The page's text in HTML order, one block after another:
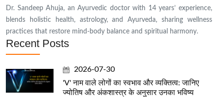
Dr. Sandeep Ahuja, an Ayurvedic doctor with 14 years’ experience,
blends holistic health, astrology, and Ayurveda, sharing wellness
practices that restore mind-body balance and spiritual harmony.
Recent Posts
2026-07-30
'V' नाम वाले लोगों का स्वभाव और व्यक्तित्व: जानिए
ज्योतिष और अंकशास्त्र के अनुसार उनका भविष्य